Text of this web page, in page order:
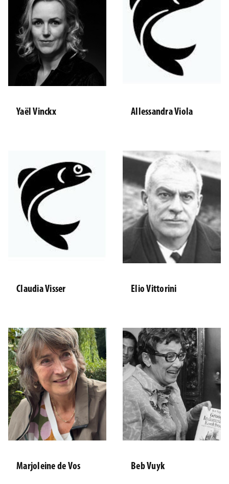
Yaël Vinckx Allessandra Viola
Claudia Visser Elio Vittorini
Marjoleine de Vos Beb Vuyk